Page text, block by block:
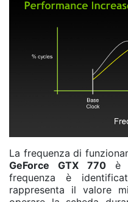
La frequenza di
GeForce GTX 770 è
frequenza è
rappresenta il valore